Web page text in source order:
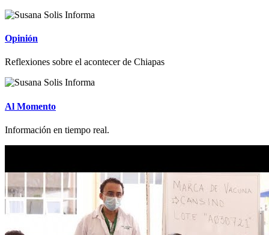
Opinión
Reflexiones sobre el acontecer de Chiapas
Al Momento
Información en tiempo real.